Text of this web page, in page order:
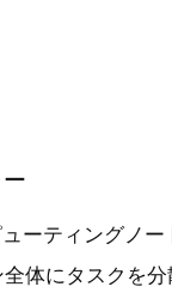
ーティングノ
体にタスクを